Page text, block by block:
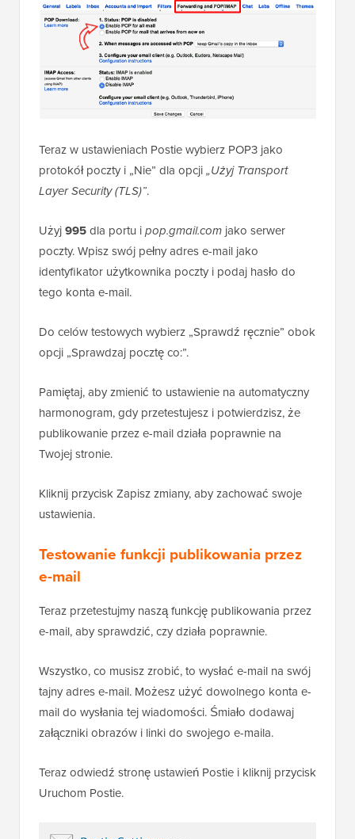
Teraz w ustawieniach Postie wybierz POP3 jako
protokół poczty i „Nie” dla opcji„Użyj Transport
Layer Security (TLS)”.
Użyj995dla portu ipop.gmail.com jako serwer
poczty. Wpisz swój pełny adres e-mail jako
identyfikator użytkownika poczty i podaj hasło do
tego konta e-mail.
Do celów testowych wybierz „Sprawdź ręcznie” obok
opcji „Sprawdzaj pocztę co:”.
Pamiętaj, aby zmienić to ustawienie na automatyczny
harmonogram, gdy przetestujesz i potwierdzisz, że
publikowanie przez e-mail działa poprawnie na
Twojej stronie.
Kliknij przycisk Zapisz zmiany, aby zachować swoje
ustawienia.
Testowanie funkcji publikowania przez
e-mail
Teraz przetestujmy naszą funkcję publikowania przez
e-mail, aby sprawdzić, czy działa poprawnie.
Wszystko, co musisz zrobić, to wysłać e-mail na swój
tajny adres e-mail. Możesz użyć dowolnego konta e-
mail do wysłania tej wiadomości. Śmiało dodawaj
załączniki obrazów i linki do swojego e-maila.
Teraz odwiedź stronę ustawień Postie i kliknij przycisk
Uruchom Postie.